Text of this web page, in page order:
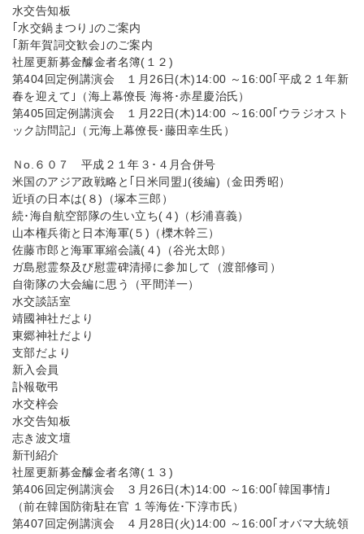
水交告知板
｢水交鍋まつり｣のご案内
｢新年賀詞交歓会｣のご案内
社屋更新募金醵金者名簿(１２)
第404回定例講演会 １月26日(木)14:00 ～16:00｢平成２１年新
春を迎えて｣（海上幕僚長 海将･赤星慶治氏）
第405回定例講演会 １月22日(木)14:00 ～16:00｢ウラジオスト
ック訪問記｣（元海上幕僚長･藤田幸生氏）
Ｎo.６０７ 平成２１年３･４月合併号
米国のアジア政戦略と｢日米同盟｣(後編)（金田秀昭）
近頃の日本は(８)（塚本三郎）
続･海自航空部隊の生い立ち(４)（杉浦喜義）
山本権兵衛と日本海軍(５)（櫟木幹三）
佐藤市郎と海軍軍縮会議(４)（谷光太郎）
ガ島慰霊祭及び慰霊碑清掃に参加して（渡部修司）
自衛隊の大会編に思う（平間洋一）
水交談話室
靖國神社だより
東郷神社だより
支部だより
新入会員
訃報敬弔
水交梓会
水交告知板
志き波文壇
新刊紹介
社屋更新募金醵金者名簿(１３)
第406回定例講演会 ３月26日(木)14:00 ～16:00｢韓国事情｣
（前在韓国防衛駐在官 １等海佐･下淳市氏）
第407回定例講演会 ４月28日(火)14:00 ～16:00｢オバマ大統領